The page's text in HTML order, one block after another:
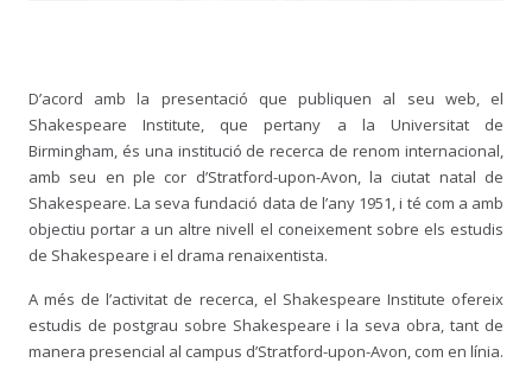
D’acord amb la presentació que publiquen al seu web, el
Shakespeare Institute, que pertany a la Universitat de
Birmingham, és una institució de recerca de renom internacional,
amb seu en ple cor d’Stratford-upon-Avon, la ciutat natal de
Shakespeare. La seva fundació data de l’any 1951, i té com a amb
objectiu portar a un altre nivell el coneixement sobre els estudis
de Shakespeare i el drama renaixentista.
A més de l’activitat de recerca, el Shakespeare Institute ofereix
estudis de postgrau sobre Shakespeare i la seva obra, tant de
manera presencial al campus d’Stratford-upon-Avon, com en línia.